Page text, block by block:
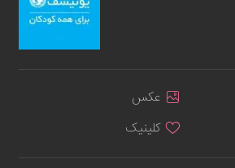
عکس
کلینیک